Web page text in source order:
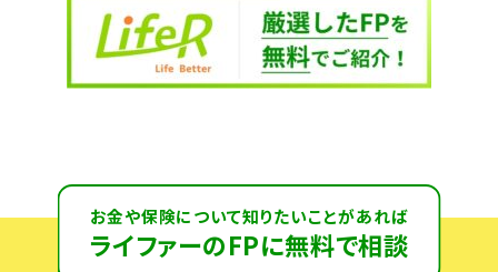
お金や保険について知りたいことがあれば
ライファーのFPに無料で相談